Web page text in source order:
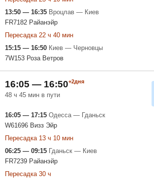
13:50 — 16:35 Вроцлав — Киев
FR7182 Райанэйр
Пересадка 22 ч 40 мин
15:15 — 16:50 Киев — Черновцы
7W153 Роза Ветров
16:05 — 16:50+2дня
48 ч 45 мин в пути
16:05 — 17:15 Одесса — Гданьск
W61696 Визз Эйр
Пересадка 13 ч 10 мин
06:25 — 09:15 Гданьск — Киев
FR7239 Райанэйр
Пересадка 30 ч